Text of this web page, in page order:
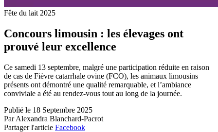
Fête du lait 2025
Concours limousin : les élevages ont
prouvé leur excellence
Ce samedi 13 septembre, malgré une participation réduite en raison
de cas de Fièvre catarrhale ovine (FCO), les animaux limousins
présents ont démontré une qualité remarquable, et l’ambiance
conviviale a été au rendez-vous tout au long de la journée.
Publié le 18 Septembre 2025
Par Alexandra Blanchard-Pacrot
Partager l'article Facebook